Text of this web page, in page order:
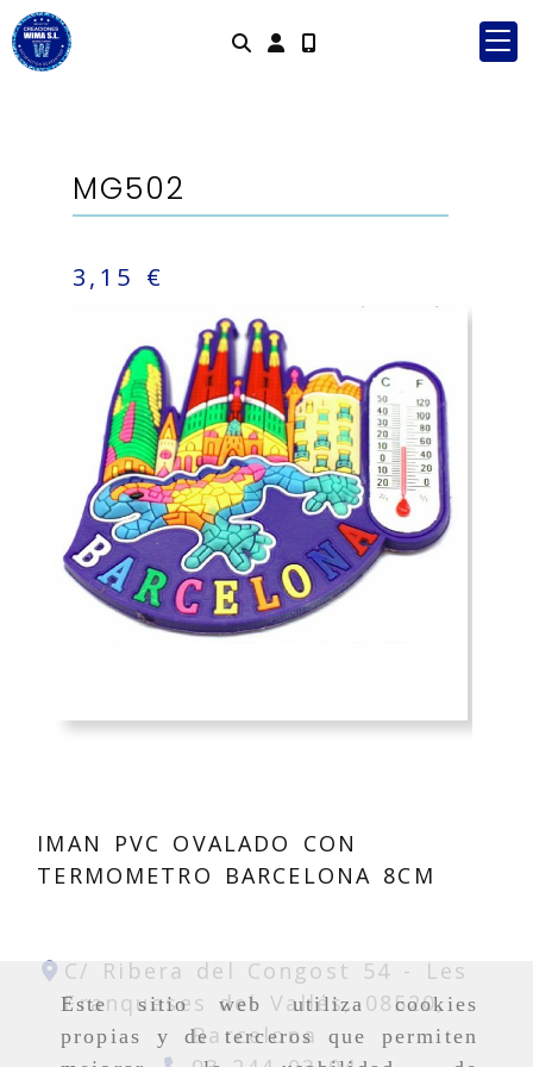
Este sitio web utiliza cookies
propias y de terceros que permiten
Identifícate
MG502
3,15 €
IMAN PVC OVALADO CON
TERMOMETRO BARCELONA 8CM
C/ Ribera del Congost 54 -
Les
Franqueses del Vallés, 08520,
Barcelona